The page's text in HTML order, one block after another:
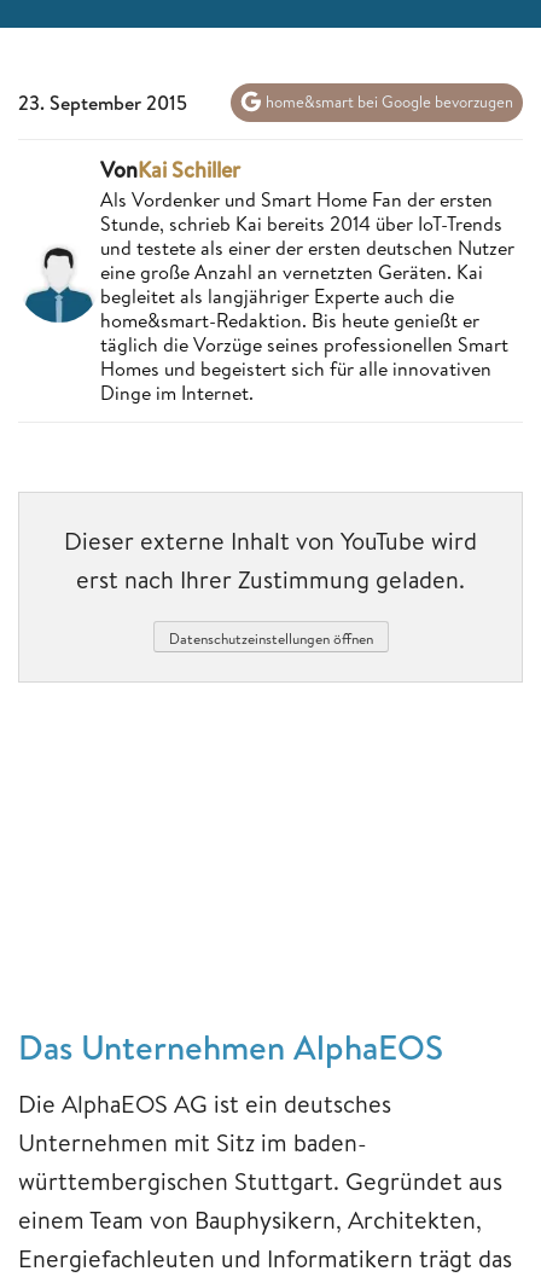
23. September 2015 home&smart bei Google bevorzugen
VonKai Schiller
Als Vordenker und Smart Home Fan der ersten
Stunde, schrieb Kai bereits 2014 über IoT-Trends
und testete als einer der ersten deutschen Nutzer
eine große Anzahl an vernetzten Geräten. Kai
begleitet als langjähriger Experte auch die
home&smart-Redaktion. Bis heute genießt er
täglich die Vorzüge seines professionellen Smart
Homes und begeistert sich für alle innovativen
Dinge im Internet.
Dieser externe Inhalt von YouTube wird
erst nach Ihrer Zustimmung geladen.
Datenschutzeinstellungen öffnen
Das Unternehmen AlphaEOS
Die AlphaEOS AG ist ein deutsches
Unternehmen mit Sitz im baden-
württembergischen Stuttgart. Gegründet aus
einem Team von Bauphysikern, Architekten,
Energiefachleuten und Informatikern trägt das